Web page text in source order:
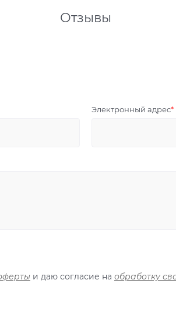
Отзывы
Электронный адрес
и даю согласие на обработку